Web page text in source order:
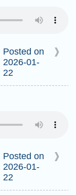
Posted on
2026-01-
22
Posted on
2026-01-
22